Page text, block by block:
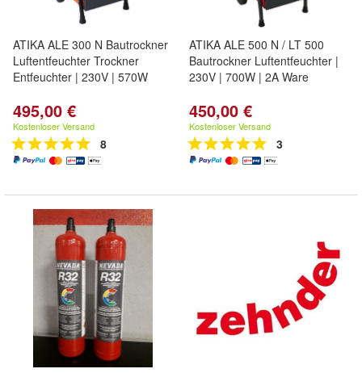
ATIKA ALE 300 N Bautrockner
Luftentfeuchter Trockner
Entfeuchter | 230V | 570W
495,00 €
Kostenloser Versand
8
ATIKA ALE 500 N / LT 500
Bautrockner Luftentfeuchter |
230V | 700W | 2A Ware
450,00 €
Kostenloser Versand
3